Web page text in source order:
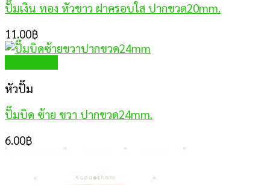
ปั๊มเงิน ทอง หัวขาว ฝาครอบใส ปากขวด20mm.
11.00฿
หัวปั๊ม
ปั๊มบิด ซ้าย ขวา ปากขวด24mm.
6.00฿